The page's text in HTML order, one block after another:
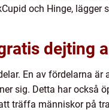
och Hinge,
dejting
En av fördelarna är
sig. Detta har också
träffa människor på